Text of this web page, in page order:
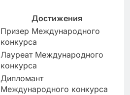
Достижения
Призер Международного
конкурса
Лауреат Международного
конкурса
Дипломант
Международного конкурса